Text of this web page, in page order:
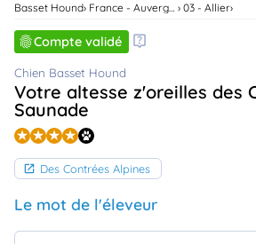
Connexion
Basset Hound 03 - Allier
Compte validé
Chien Basset Hound
Votre altesse z'oreilles des
Saunade
Des Contrées Alpines
Le mot de l'éleveur